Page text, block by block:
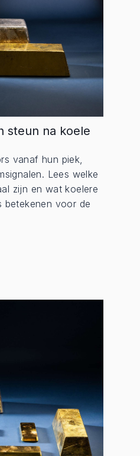
steun na koele
vanaf hun piek,
Lees welke
zijn en wat koelere
betekenen voor de